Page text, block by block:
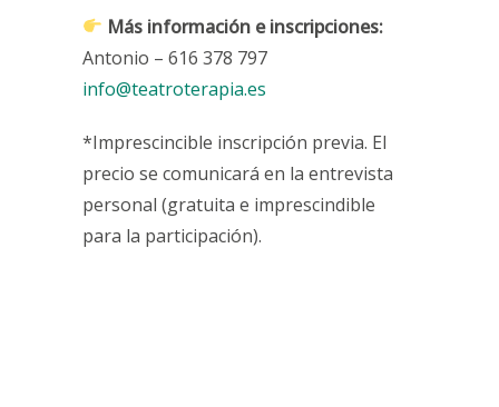
Más información e inscripciones:
Antonio – 616 378 797
info@teatroterapia.es
*Imprescincible inscripción previa. El
precio se comunicará en la entrevista
personal (gratuita e imprescindible
para la participación).